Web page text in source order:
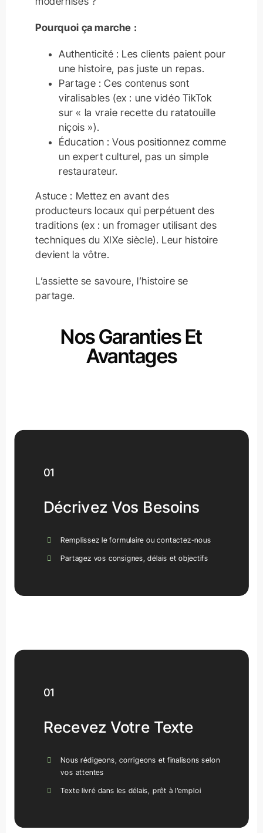
Pourquoi ça marche :
Authenticité : Les clients paient pour
une histoire, pas juste un repas.
Partage : Ces contenus sont
viralisables (ex : une vidéo TikTok
sur « la vraie recette du ratatouille
niçois »).
Éducation : Vous positionnez comme
un expert culturel, pas un simple
restaurateur.
Astuce : Mettez en avant des
producteurs locaux qui perpétuent des
traditions (ex : un fromager utilisant des
techniques du XIXe siècle). Leur histoire
devient la vôtre.
L’assiette se savoure, l’histoire se
partage.
Nos Garanties Et
Avantages
01
Décrivez Vos Besoins
Remplissez le formulaire ou contactez-nous
Partagez vos consignes, délais et objectifs
01
Recevez Votre Texte
Nous rédigeons, corrigeons et finalisons selon
vos attentes
Texte livré dans les délais, prêt à l’emploi